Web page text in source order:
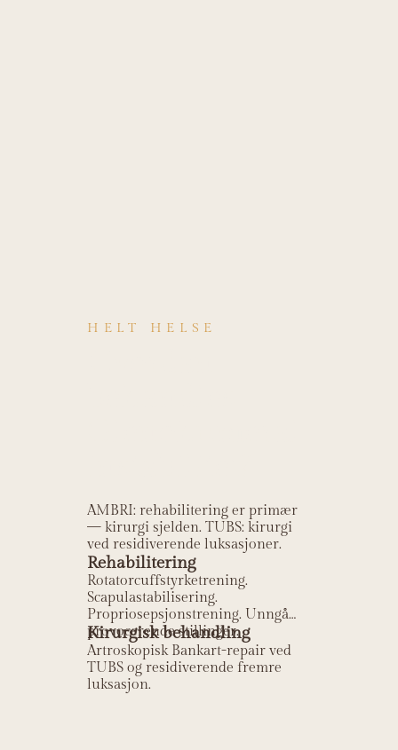
HELT HELSE
AMBRI: rehabilitering er primær
— kirurgi sjelden. TUBS: kirurgi
ved residiverende luksasjoner.
Rehabilitering
Rotatorcuffstyrketrening.
Scapulastabilisering.
Propriosepsjonstrening. Unngå
provocerende stillinger.
Kirurgisk behandling
Artroskopisk Bankart-repair ved
TUBS og residiverende fremre
luksasjon.